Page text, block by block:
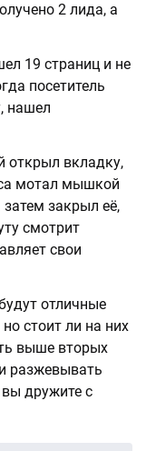
2 лида, а
19 страниц и не
посетитель
нашел
открыл вкладку,
мотал мышкой
закрыл её,
смотрит
свои
отличные
стоит ли на них
выше вторых
разжевывать
дружите с